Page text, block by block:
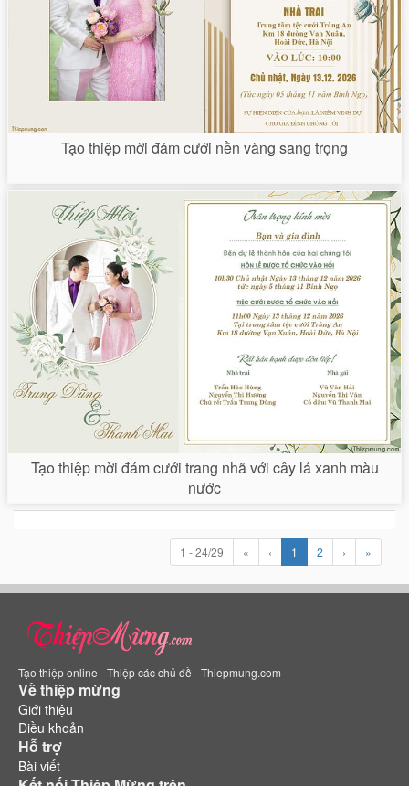
Tạo thiệp mời đám cưới nền vàng sang trọng
Tạo thiệp mời đám cưới trang nhã với cây lá xanh màu
nước
1 - 24/29 « ‹ 1 2 › »
Tạo thiệp online - Thiệp các chủ đề - Thiepmung.com
Về thiệp mừng
Giới thiệu
Điều khoản
Hỗ trợ
Bài viết